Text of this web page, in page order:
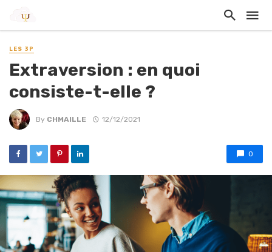
LES 3P
Extraversion : en quoi
consiste-t-elle ?
By CHMAILLE 12/12/2021
0